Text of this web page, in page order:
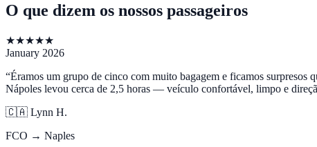
O que dizem os nossos passageiros
★★★★★
January 2026
“Éramos um grupo de cinco com muito bagagem e ficamos surpresos
Nápoles levou cerca de 2,5 horas — veículo confortável, limpo e
🇨🇦 Lynn H.
FCO → Naples